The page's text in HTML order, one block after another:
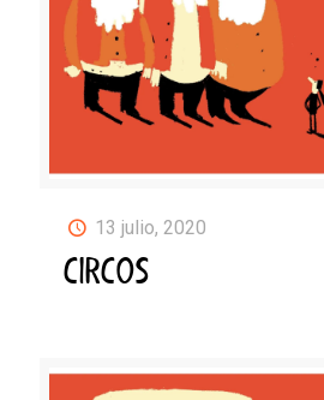
13 julio, 2020
CIRCOS